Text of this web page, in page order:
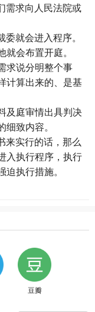
需求向人民法院或
就会进入程序。
会布置开庭。
求说分明整个事
计算出来的、是基
及庭审情出具判决
致内容。
来实行的话，那么
入执行程序，执行
执行措施。
豆瓣